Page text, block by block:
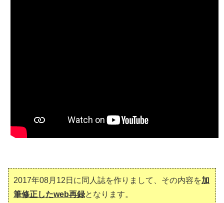
2017年08月12日に同人誌を作りまして、その内容を加
筆修正したweb再録となります。